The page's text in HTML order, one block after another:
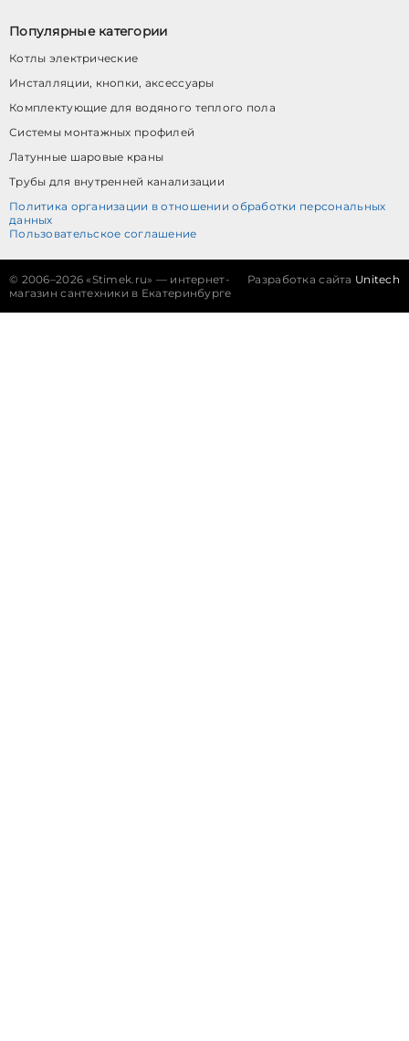
Популярные категории
Котлы электрические
Инсталляции, кнопки, аксессуары
Комплектующие для водяного теплого пола
Системы монтажных профилей
Латунные шаровые краны
Трубы для внутренней канализации
Политика организации в отношении обработки персональных
данных
Пользовательское соглашение
© 2006–2026 «Stimek.ru» — интернет-
магазин сантехники в Екатеринбурге
Разработка сайта Unitech